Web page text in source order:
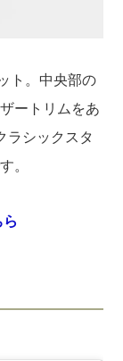
ト。中央部の
ートリムをあ
ラシックスタ
。
ら